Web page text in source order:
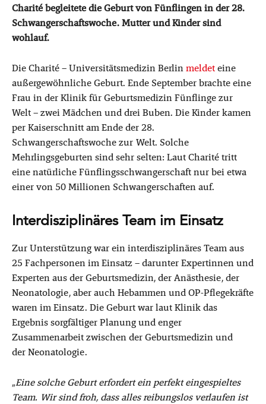
Charité begleitete die Geburt von Fünflingen in der 28.
Schwangerschaftswoche. Mutter und Kinder sind
wohlauf.
Die Charité – Universitätsmedizin Berlinmeldeteine
außergewöhnliche Geburt. Ende September brachte eine
Frau in der Klinik für Geburtsmedizin Fünflinge zur
Welt – zwei Mädchen und drei Buben. Die Kinder kamen
per Kaiserschnitt am Ende der 28.
Schwangerschaftswoche zur Welt. Solche
Mehrlingsgeburten sind sehr selten: Laut Charité tritt
eine natürliche Fünflingsschwangerschaft nur bei etwa
einer von 50 Millionen Schwangerschaften auf.
Interdisziplinäres Team im Einsatz
Zur Unterstützung war ein interdisziplinäres Team aus
25 Fachpersonen im Einsatz – darunter Expertinnen und
Experten aus der Geburtsmedizin, der Anästhesie, der
Neonatologie, aber auch Hebammen und OP-Pflegekräfte
waren im Einsatz. Die Geburt war laut Klinik das
Ergebnis sorgfältiger Planung und enger
Zusammenarbeit zwischen der Geburtsmedizin und
der Neonatologie.
„Eine solche Geburt erfordert ein perfekt eingespieltes
Team. Wir sind froh, dass alles reibungslos verlaufen ist